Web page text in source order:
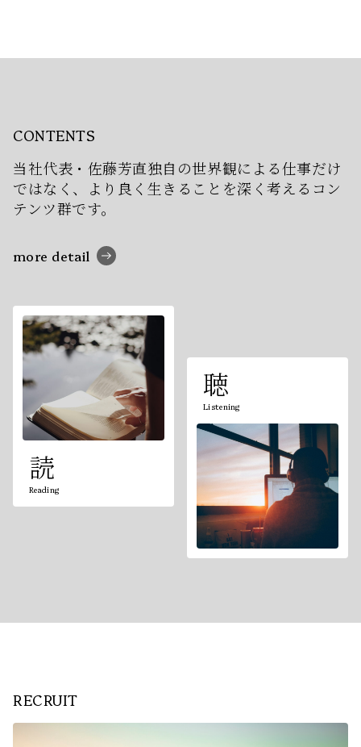
CONTENTS
当社代表・佐藤芳直独自の世界観による仕事だけ
ではなく、より良く生きることを深く考えるコン
テンツ群です。
more detail
読
Reading
聴
Listening
RECRUIT